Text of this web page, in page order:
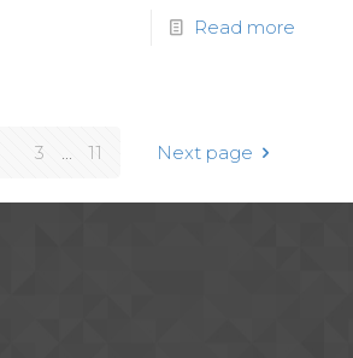
Read more
3 11 Next page